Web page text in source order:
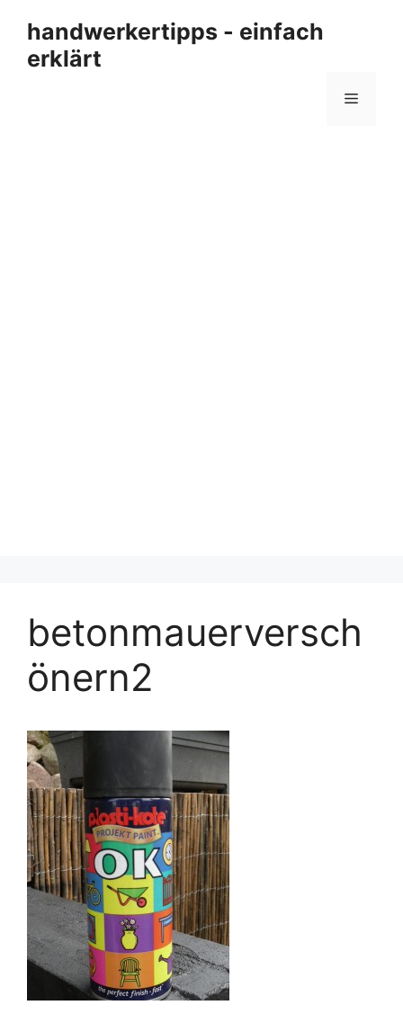
Inhalt
springen
handwerkertipps - einfach
erklärt
Menü
betonmauerversch
önern2